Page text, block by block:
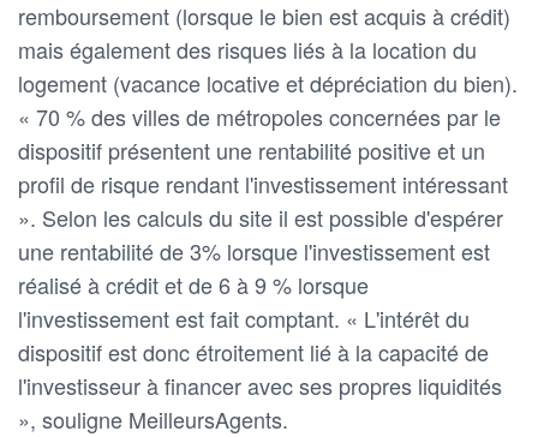
remboursement (lorsque le bien est acquis à crédit)
mais également des risques liés à la location du
logement (vacance locative et dépréciation du bien).
« 70 % des villes de métropoles concernées par le
dispositif présentent une rentabilité positive et un
profil de risque rendant l'investissement intéressant
». Selon les calculs du site il est possible d'espérer
une rentabilité de 3% lorsque l'investissement est
réalisé à crédit et de 6 à 9 % lorsque
l'investissement est fait comptant. « L'intérêt du
dispositif est donc étroitement lié à la capacité de
l'investisseur à financer avec ses propres liquidités
», souligne MeilleursAgents.